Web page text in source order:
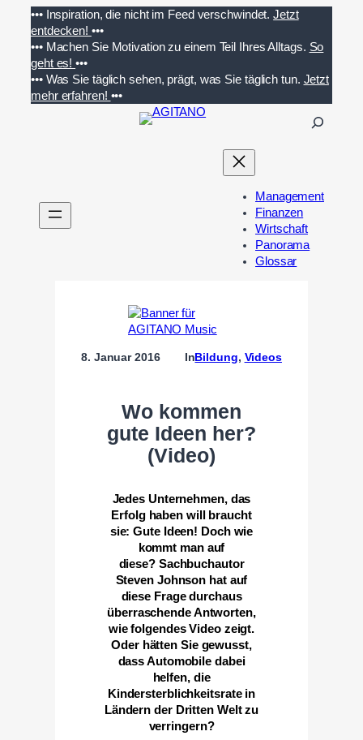
Inhalt
springen
••• Inspiration, die nicht im Feed verschwindet. Jetzt
entdecken! •••
••• Machen Sie Motivation zu einem Teil Ihres Alltags. So
geht es!•••
••• Was Sie täglich sehen, prägt, was Sie täglich tun. Jetzt
mehr erfahren! •••
n
Management
Finanzen
Wirtschaft
Panorama
Glossar
8. Januar 2016 InBildung, Videos
Wo kommen
gute Ideen her?
(Video)
Jedes Unternehmen, das
Erfolg haben will braucht
sie: Gute Ideen! Doch wie
kommt man auf
diese? Sachbuchautor
Steven Johnson hat auf
diese Frage durchaus
überraschende Antworten,
wie folgendes Video zeigt.
Oder hätten Sie gewusst,
dass Automobile dabei
helfen, die
Kindersterblichkeitsrate in
Ländern der Dritten Welt zu
verringern?